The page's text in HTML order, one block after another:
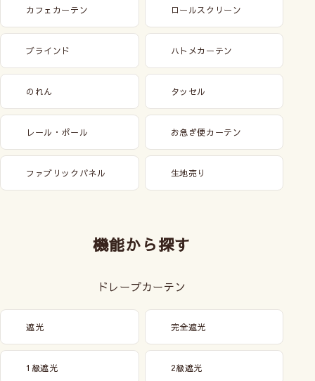
カフェカーテン ロールスクリーン
ブラインド ハトメカーテン
のれん タッセル
レール・ポール お急ぎ便カーテン
ファブリックパネル 生地売り
機能から探す
ドレープカーテン
遮光 完全遮光
1級遮光 2級遮光